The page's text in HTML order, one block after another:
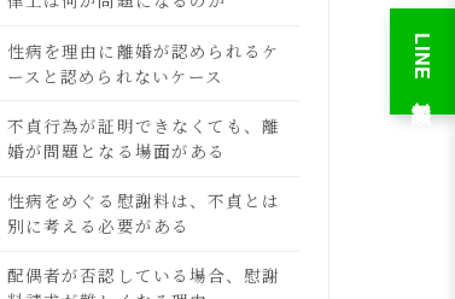
LINE 無料相談
性病を理由に離婚が認められるケ
ースと認められないケース
不貞行為が証明できなくても、離
婚が問題となる場面がある
性病をめぐる慰謝料は、不貞とは
別に考える必要がある
配偶者が否認している場合、慰謝